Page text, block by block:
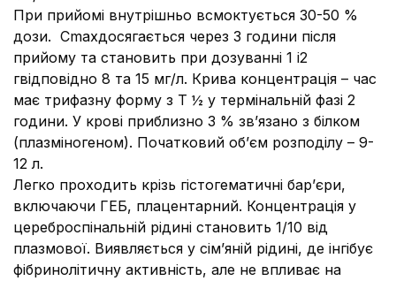
При прийомі внутрішньо всмоктується 30-50 %
дози. Сmaxдосягається через 3 години після
прийому та становить при дозуванні 1 і2
гвідповідно 8 та 15 мг/л. Крива концентрація – час
має трифазну форму з Т ½ у термінальній фазі 2
години. У крові приблизно 3 % зв’язано з білком
(плазміногеном). Початковий об’єм розподілу – 9-
12 л.
Легко проходить крізь гістогематичні бар’єри,
включаючи ГЕБ, плацентарний. Концентрація у
цереброспінальній рідині становить 1/10 від
плазмової. Виявляється у сім’яній рідині, де інгібує
фібринолітичну активність, але не впливає на